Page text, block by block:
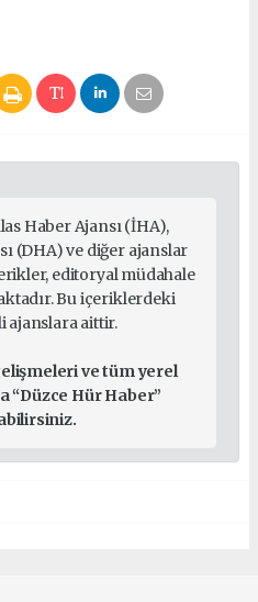
Haber Ajansı (İHA),
(DHA) ve diğer ajanslar
editoryal müdahale
Bu içeriklerdeki
aittir.
ve tüm yerel
“Düzce Hür Haber”